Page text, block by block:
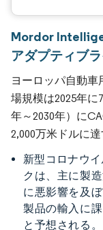
Mordor
アダプティブ
ヨーロッパ自動
場規模は2025年に
年～2030年）に
2,000万米ドルに
新型コロナウ
クは、主に製
に悪影響を及
製品の輸入に
と予想される